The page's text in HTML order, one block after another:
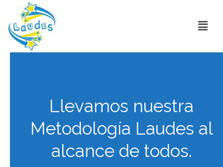
Llevamos nuestra
Metodología Laudes al
alcance de todos.